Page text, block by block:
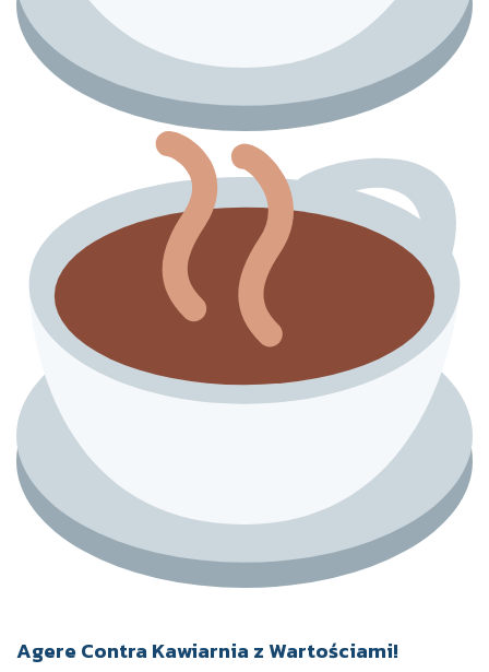
Agere Contra Kawiarnia z Wartościami!